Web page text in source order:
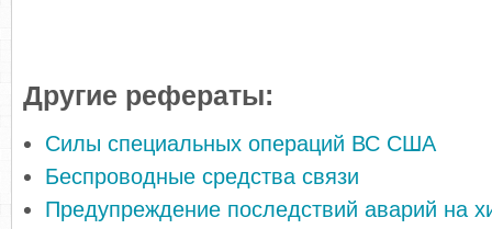
Другие рефераты:
Силы специальных операций ВС США
Беспроводные средства связи
Предупреждение последствий аварий на